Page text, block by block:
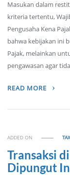
Masukan dalam
kriteria tertentu,
Pengusaha Kena
bahwa kebijakan ini
Pajak, melainkan
pengawasan agar
READ MORE
ADDED ON
Transaksi
Dipungut